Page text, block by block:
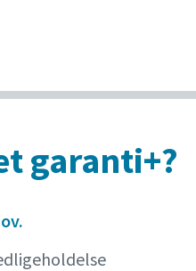
garanti+?